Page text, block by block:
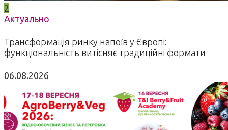
2
Актуально
Трансформація ринку напоїв у Європі:
функціональність витісняє традиційні формати
06.08.2026